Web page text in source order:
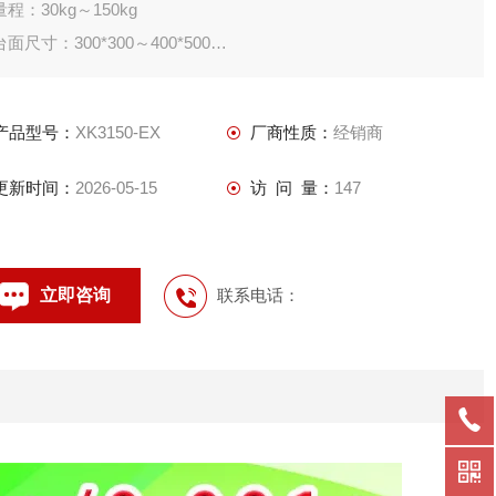
程：30kg～150kg
面尺寸：300*300～400*500
；不锈钢防水结构外壳的防水型可以达到IP67；专用于II区防
环境；防爆等级为：Ex ib IIC T4,广泛用于石油、
品型号： XK3150-EX 厂商性质： 经销商
新时间： 2026-05-15 访 问 量： 147
立即咨询 联系电话：